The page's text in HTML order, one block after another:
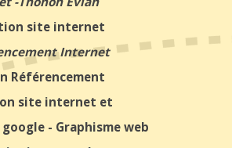
site internet
Internet
Référencement
site internet et
- Graphisme web